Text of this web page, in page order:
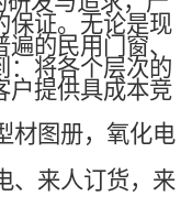
保证。无论是现
的民用门窗、
：将各个层次的
户提供具成本竞
材图册，氧化电
、来人订货，来